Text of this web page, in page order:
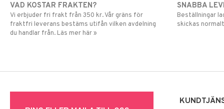
VAD KOSTAR FRAKTEN?
Vi erbjuder fri frakt från 350 kr. Vår gräns för
fraktfri leverans bestäms utifån vilken avdelning
du handlar från. Läs mer här »
SNABBA
Beställningar
skickas